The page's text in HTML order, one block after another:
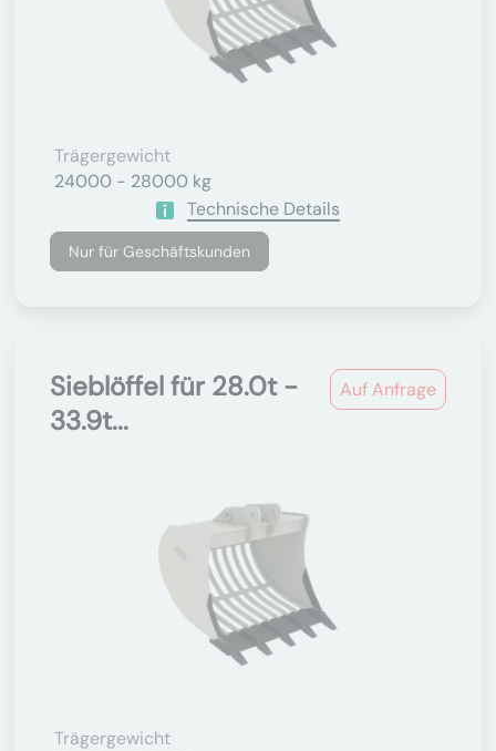
Trägergewicht
24000 - 28000 kg
Technische Details
Nur für Geschäftskunden
Auf Anfrage
Sieblöffel für 28.0t -
33.9t...
Trägergewicht